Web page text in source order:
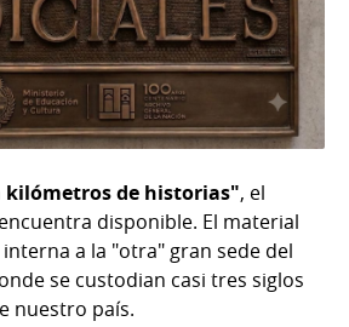
kilómetros de historias", el
disponible. El material
a la "otra" gran sede del
se custodian casi tres siglos
nuestro país.